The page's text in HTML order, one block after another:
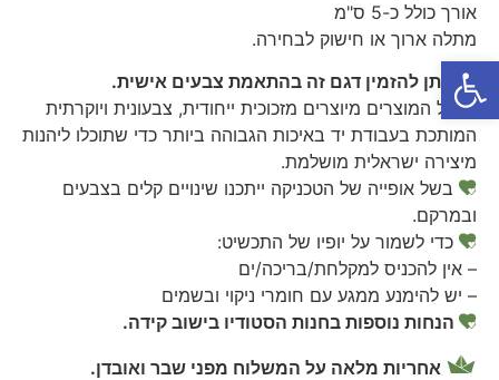
אורך כולל כ-5 ס"מ
מתלה ארוך או חישוק לבחירה.
ניתן להזמין דגם זה בהתאמת צבעים אישית.
כל המוצרים מיוצרים מזכוכית ייחודית, צבעונית ויוקרתית
המותכת בעבודת יד באיכות הגבוהה ביותר כדי שתוכלו ליהנות
מיצירה ישראלית מושלמת.
בשל אופייה של הטכניקה ייתכנו שינויים קלים בצבעים
ובמרקם.
כדי לשמור על יופיו של התכשיט:
– אין להכניס למקלחת/בריכה/ים
– יש להימנע ממגע עם חומרי ניקוי ובשמים
הנחות נוספות בחנות הסטודיו בישוב קידה.
אחריות מלאה על המשלוח מפני שבר ואובדן.
פתח סרגל נגישות